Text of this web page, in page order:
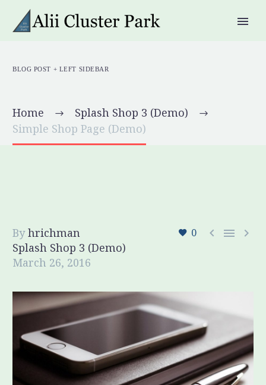
BLOG POST + LEFT SIDEBAR
Home
Splash Shop 3 (Demo)
Simple Shop Page (Demo)
0   
Byhrichman
Splash Shop 3 (Demo)
March 26, 2016